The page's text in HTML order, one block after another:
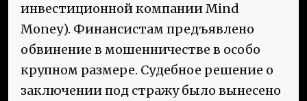
инвестиционной компании Mind
Money). Финансистам предъявлено
обвинение в мошенничестве в особо
крупном размере. Судебное решение о
заключении под стражу было вынесено